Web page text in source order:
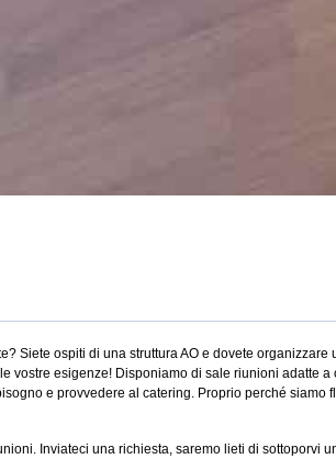
Siete ospiti di una struttura AO e dovete organizzare
vostre esigenze! Disponiamo di sale riunioni adatte
e provvedere al catering. Proprio perché siamo
Inviateci una richiesta, saremo lieti di sottoporvi